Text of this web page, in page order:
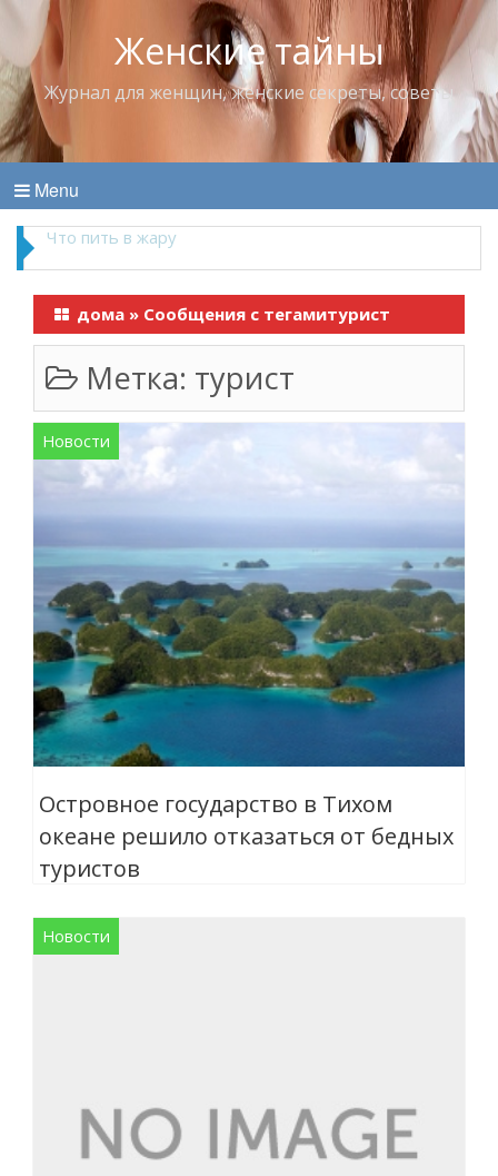
Женские тайны
Журнал для женщин, женские секреты, советы
Menu
Что пить в жару
дома » Сообщения с тегамитурист
Метка: турист
Новости
Островное государство в Тихом
океане решило отказаться от бедных
туристов
Новости